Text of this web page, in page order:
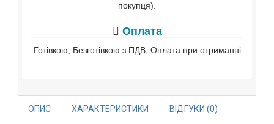
покупця).
Оплата
Готівкою, Безготівкою з ПДВ, Оплата при отриманні
ОПИС ХАРАКТЕРИСТИКИ ВІДГУКИ (0)